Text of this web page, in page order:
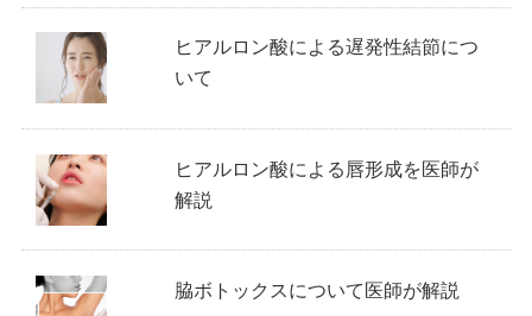
ヒアルロン酸による遅発性結節につ
いて
ヒアルロン酸による唇形成を医師が
解説
脇ボトックスについて医師が解説